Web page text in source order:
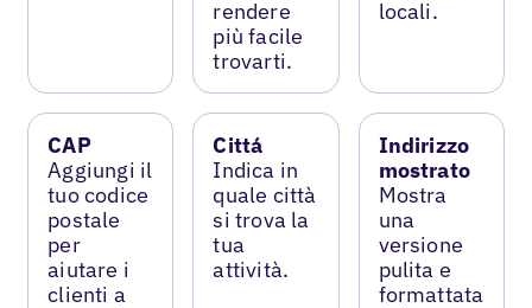
rendere
più facile
trovarti.
locali.
CAP
Aggiungi il
tuo codice
postale
per
aiutare i
clienti a
Cittá
Indica in
quale città
si trova la
tua
attività.
Indirizzo
mostrato
Mostra
una
versione
pulita e
formattata